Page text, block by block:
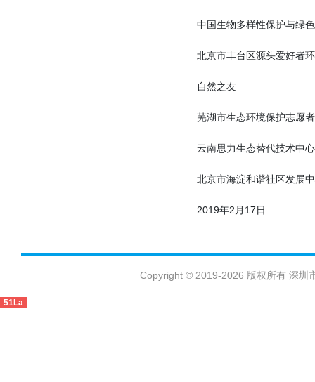
中国生物多样性保护与绿
北京市丰台区源头爱好者
自然之友
芜湖市生态环境保护志愿
云南思力生态替代技术中心
北京市海淀和谐社区发展
2019年2月17日
Copyright © 2019-2026 版权所有 深圳
51La